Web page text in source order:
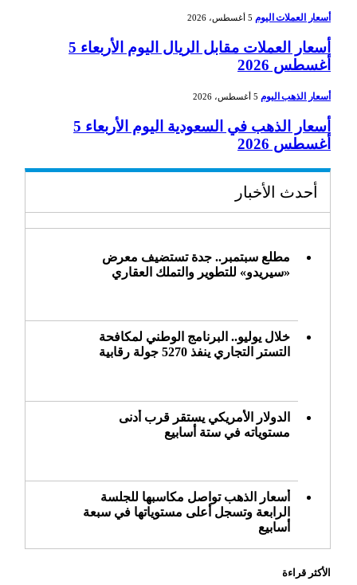
أسعار العملات اليوم 5 أغسطس، 2026
أسعار العملات مقابل الريال اليوم الأربعاء 5
أغسطس 2026
أسعار الذهب اليوم 5 أغسطس، 2026
أسعار الذهب في السعودية اليوم الأربعاء 5
أغسطس 2026
أحدث الأخبار
مطلع سبتمبر.. جدة تستضيف معرض
«سيريدو» للتطوير والتملك العقاري
خلال يوليو.. البرنامج الوطني لمكافحة
التستر التجاري ينفذ 5270 جولة رقابية
الدولار الأمريكي يستقر قرب أدنى
مستوياته في ستة أسابيع
أسعار الذهب تواصل مكاسبها للجلسة
الرابعة وتسجل أعلى مستوياتها في سبعة
أسابيع
أسعار النفط ترتفع وسط ترقب نتائجالأكثر قراءة